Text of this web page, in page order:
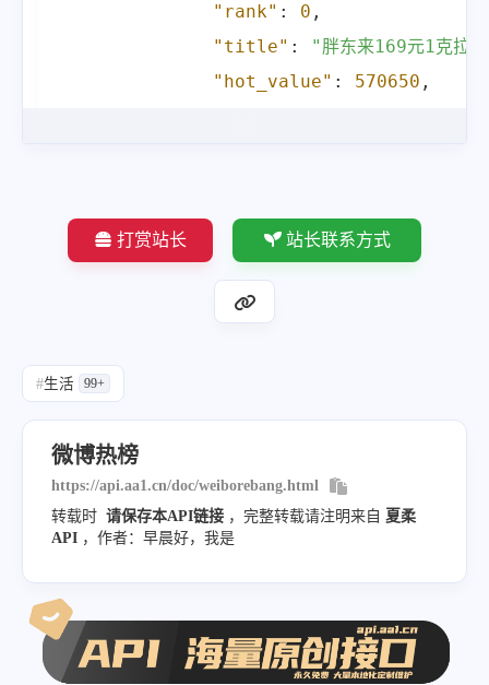
"rank" : 0 ,
"title" :
"胖东来169元1克拉
"hot_value" : 570650 ,
"developer" : "尋鯨錄"
"https://
}
打赏站长 站长联系方式
#生活 99+
微博热榜
https://api.aa1.cn/doc/weiborebang.html
转载时 请保存本API链接 ，完整转载请注明来自 夏柔
API ，作者：早晨好，我是